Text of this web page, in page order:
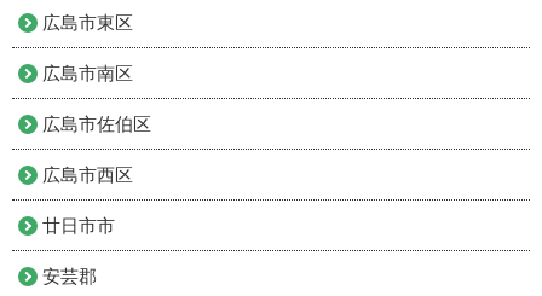
広島市東区
広島市南区
広島市佐伯区
広島市西区
廿日市市
安芸郡